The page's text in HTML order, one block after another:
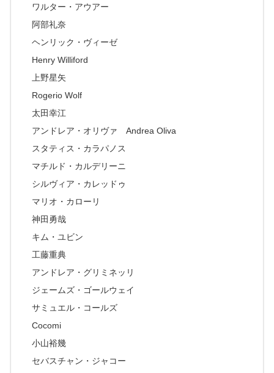
ワルター・アウアー
阿部礼奈
ヘンリック・ヴィーゼ
Henry Williford
上野星矢
Rogerio Wolf
太田幸江
アンドレア・オリヴァ Andrea Oliva
スタティス・カラパノス
マチルド・カルデリーニ
シルヴィア・カレッドゥ
マリオ・カローリ
神田勇哉
キム・ユビン
工藤重典
アンドレア・グリミネッリ
ジェームズ・ゴールウェイ
サミュエル・コールズ
Cocomi
小山裕幾
セバスチャン・ジャコー